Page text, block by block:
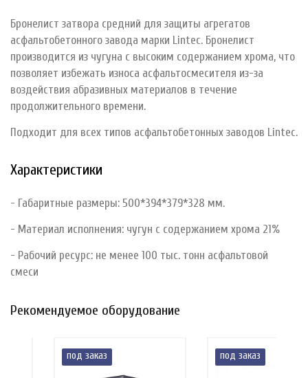
Бронелист затвора средний для защиты агрегатов
асфальтобетонного завода марки Lintec. Бронелист
производится из чугуна с высоким содержанием хрома, что
позволяет избежать износа асфальтосмесителя из-за
воздействия абразивных материалов в течение
продолжительного времени.
Подходит для всех типов асфальтобетонных заводов Lintec.
Характеристики
- Габаритные размеры: 500*394*379*328 мм.
- Материал исполнения: чугун с содержанием хрома 21%
- Рабочий ресурс: не менее 100 тыс. тонн асфальтовой
смеси
Рекомендуемое оборудование
под заказ под заказ